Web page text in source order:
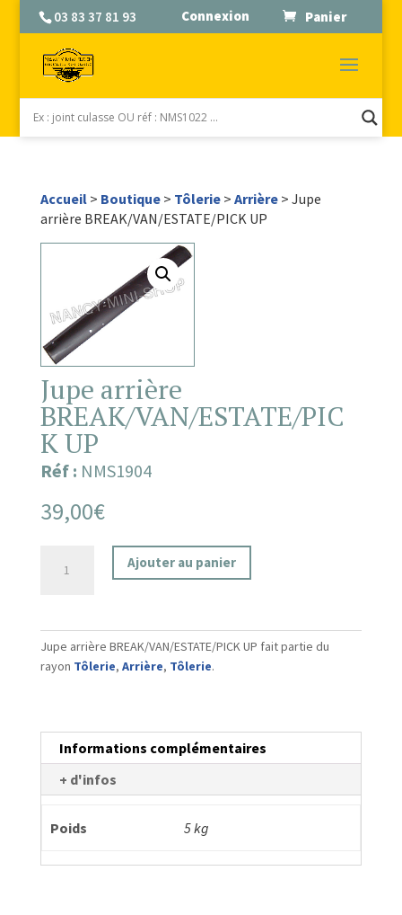
03 83 37 81 93 Connexion Panier
Accueil> Boutique> Tôlerie> Arrière> Jupe
arrière BREAK/VAN/ESTATE/PICK UP
Jupe arrière
BREAK/VAN/ESTATE/PIC
K UP
Réf : NMS1904
39,00€
BREAK/VAN/ESTATE/PICK
UP
Ajouter au panier
Jupe arrière BREAK/VAN/ESTATE/PICK UP fait partie du
rayon Tôlerie, Arrière, Tôlerie.
Informations complémentaires
+ d'infos
Poids 5 kg